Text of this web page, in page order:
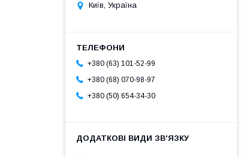
Київ, Україна
+380 (63) 101-52-99
+380 (68) 070-98-97
+380 (50) 654-34-30